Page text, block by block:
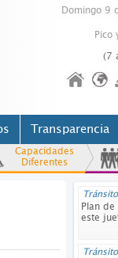
Domingo 9
Pico
(7
Transparencia
Capacidades
Diferentes
Tránsito
Plan
este
Tránsito